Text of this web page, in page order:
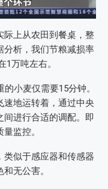
际上从农田到餐桌，整
分析，我们节粮减损率
万吨左右。
小麦仅需要15分钟。
速地运转着，通过中央
进行合适的调配。即
监控。
类似于感应器和传感器
无公害。